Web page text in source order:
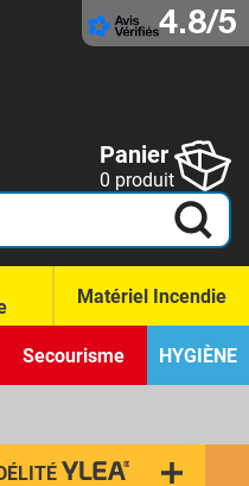
4.8/5
Panier
0 produit
Matériel Incendie
Secourisme HYGIÈNE